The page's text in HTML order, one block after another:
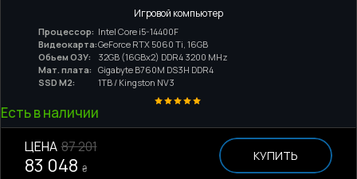
Игровой компьютер
Процессор: Intel Core i5-14400F
Видеокарта:GeForce RTX 5060 Ti, 16GB
Обьем ОЗУ:
32GB (16GBx2) DDR4 3200 MHz
Мат. плата:
Gigabyte B760M DS3H DDR4
SSD M2:
1TB / Kingston NV3
Есть в наличии
ЦЕНА 87 201
83 048 ₴
КУПИТЬ